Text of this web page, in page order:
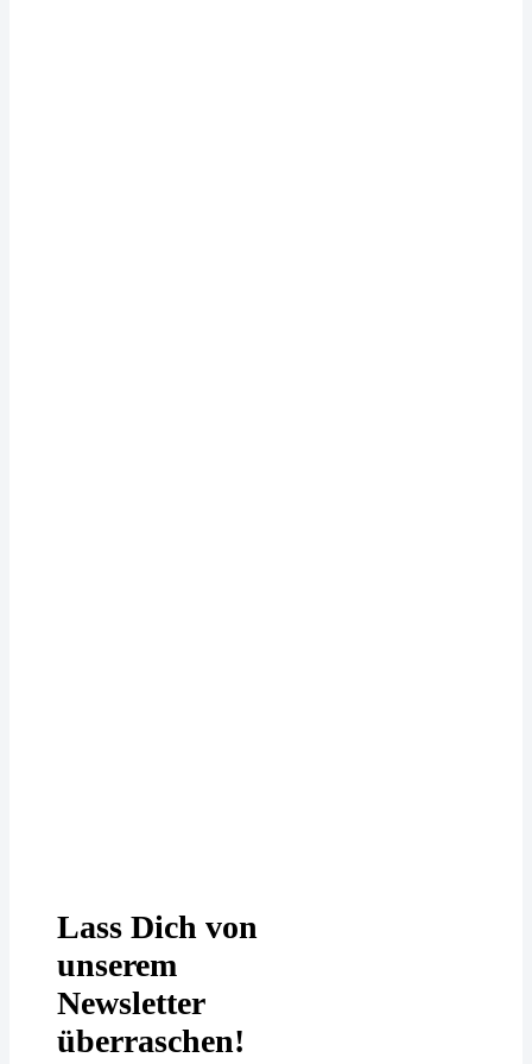
Lass Dich von
unserem
Newsletter
überraschen!